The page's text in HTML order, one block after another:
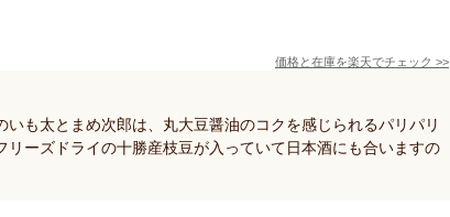
価格と在庫を楽天でチェック >>
いも太とまめ次郎は、丸大豆醤油のコクを感じられるパリパリ
リーズドライの十勝産枝豆が入っていて日本酒にも合いますの